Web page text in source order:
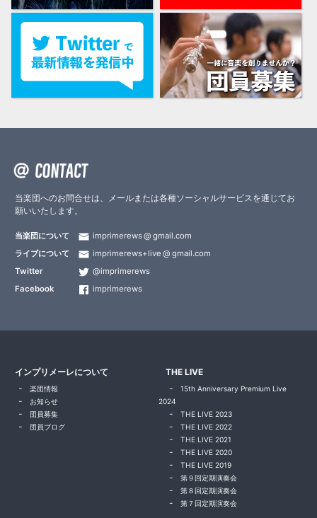
当楽団へのお問合せは、メールまたは各種ソーシャルサービスを通じてお
願いいたします。
当楽団について imprimerews
gmail.com
ライブについて
imprimerews+live
gmail.com
Twitter
@imprimerews
Facebook
imprimerews
インプリメーレについて
楽団情報
お知らせ
団員募集
団員ブログ
THE LIVE
15th Anniversary Premium Live
2024
THE LIVE 2023
THE LIVE 2022
THE LIVE 2021
THE LIVE 2020
THE LIVE 2019
第９回定期演奏会
第８回定期演奏会
第７回定期演奏会